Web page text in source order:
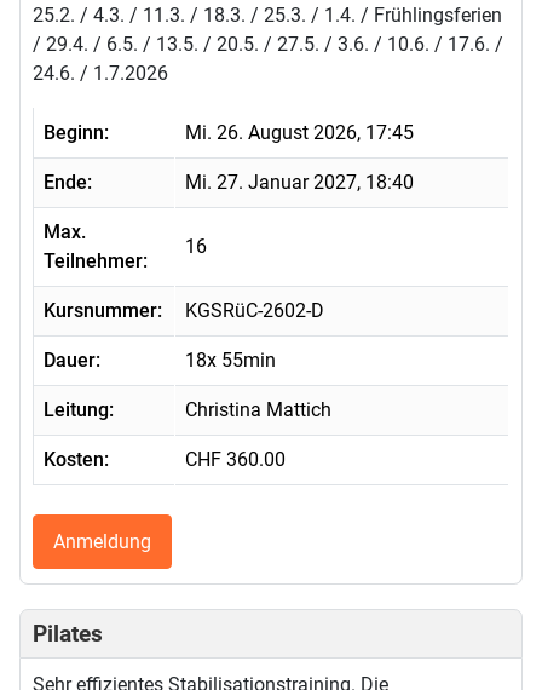
25.2. / 4.3. / 11.3. / 18.3. / 25.3. / 1.4. / Frühlingsferien
/ 29.4. / 6.5. / 13.5. / 20.5. / 27.5. / 3.6. / 10.6. / 17.6. /
24.6. / 1.7.2026
Beginn: Mi. 26. August 2026, 17:45
Ende: Mi. 27. Januar 2027, 18:40
Max.
Teilnehmer:
16
Kursnummer: KGSRüC-2602-D
Dauer: 18x 55min
Leitung: Christina Mattich
Kosten: CHF 360.00
Anmeldung
Pilates
Sehr effizientes Stabilisationstraining. Die